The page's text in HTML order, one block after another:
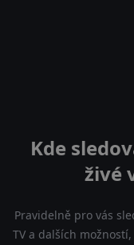
Kde
živé
Pravidelně pro vás
TV a dalších